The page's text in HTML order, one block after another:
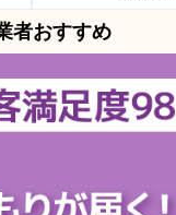
者おすすめ